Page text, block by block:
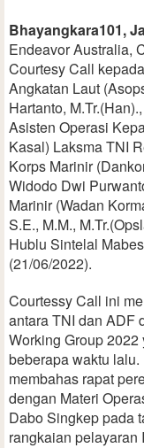
Bhayangkara101,
Endeavor Australia,
Courtesy Call
Angkatan Laut
Hartanto,
Asisten Operasi
Kasal) Laksma TNI
Korps Marinir
Widodo Dwi
Marinir (Wadan
S.E., M.M.,
Hublu Sintelal
(21/06/2022).
Courtessy Call ini
antara TNI dan ADF
Working Group
beberapa waktu
membahas rapat
dengan Materi
Dabo Singkep pada
rangkaian pelayaran